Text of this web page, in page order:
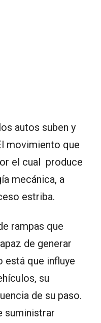
autos suben y
movimiento que
el cual produce
mecánica, a
estriba.
rampas que
de generar
está que influye
su
de su paso.
suministrar